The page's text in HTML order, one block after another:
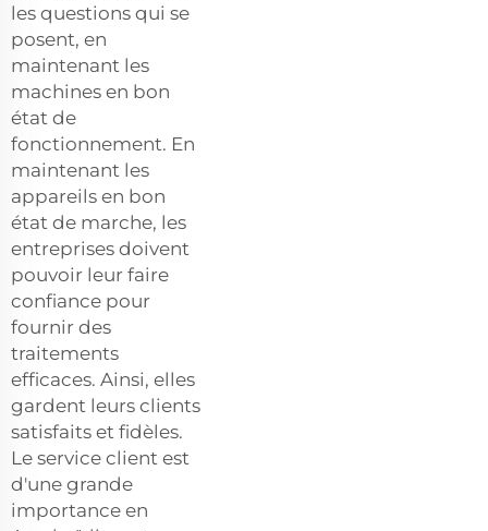
les questions qui se
posent, en
maintenant les
machines en bon
état de
fonctionnement. En
maintenant les
appareils en bon
état de marche, les
entreprises doivent
pouvoir leur faire
confiance pour
fournir des
traitements
efficaces. Ainsi, elles
gardent leurs clients
satisfaits et fidèles.
Le service client est
d'une grande
importance en